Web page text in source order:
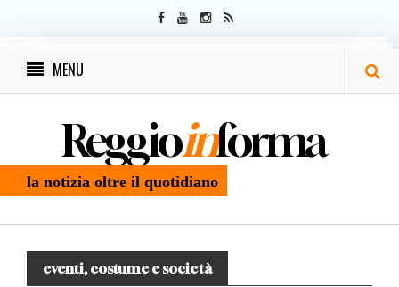
MENU
Reggioinforma
la notizia oltre il quotidiano
eventi, costume e società